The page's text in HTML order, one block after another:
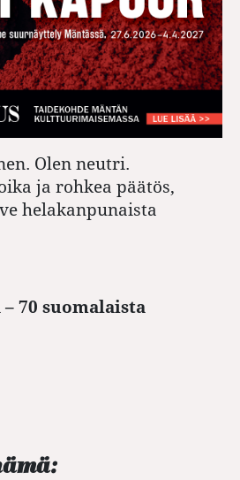
Olen neutri.
ja rohkea päätös,
helakanpunaista
70 suomalaista